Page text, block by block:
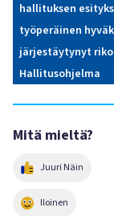
hallituksen
työperäinen
järjestäytynyt
Hallitusohjelma
Mitä mieltä?
Juuri Näin
Iloinen